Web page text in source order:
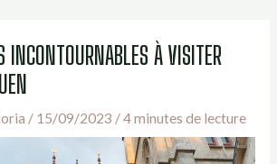
INCONTOURNABLES À VISITER
/ 15/09/2023 /4 minutes de lecture